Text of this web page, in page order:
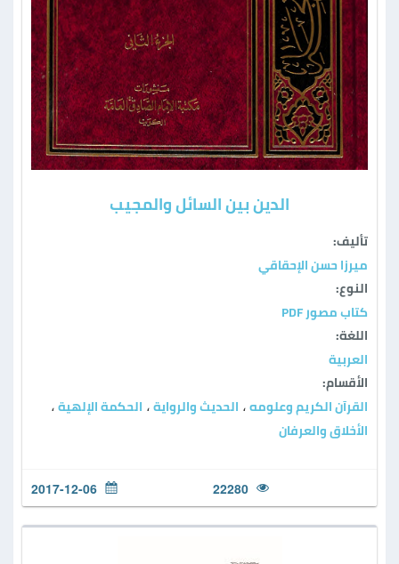
الدين بين السائل والمجيب
تأليف:
ميرزا حسن الإحقاقي
النوع:
كتاب مصور PDF
اللغة:
العربية
الأقسام:
القرآن الكريم وعلومه ، الحديث والرواية ، الحكمة الإلهية ،
الأخلاق والعرفان
22280
2017-12-06